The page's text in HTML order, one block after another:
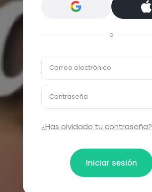
o
Correo electrónico
Contraseña
¿Has olvidado tu contraseña?
Iniciar sesión